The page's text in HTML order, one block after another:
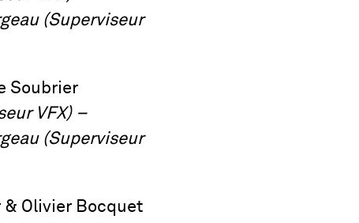
(Superviseur
Soubrier
VFX) –
(Superviseur
& Olivier Bocquet